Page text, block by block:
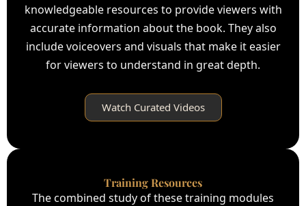
knowledgeable resources to provide viewers with
accurate information about the book. They also
include voiceovers and visuals that make it easier
for viewers to understand in great depth.
Watch Curated Videos
Training Resources
The combined study of these training modules